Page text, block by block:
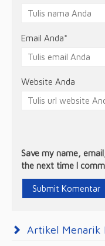
Email Anda*
Website Anda
Save my name,
the next time I
Artikel Menarik